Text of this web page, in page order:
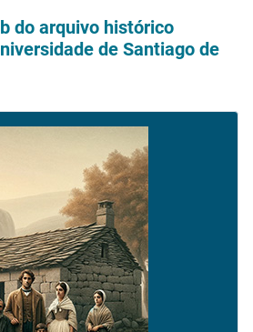
do arquivo histórico
de Santiago de